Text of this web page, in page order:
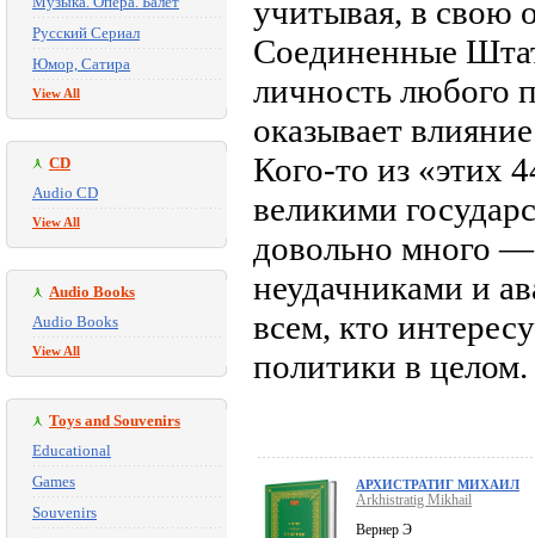
Русский Сериал
Юмор, Сатира
View All
CD
Audio CD
View All
Audio Books
Audio Books
View All
Toys and Souvenirs
Educational
Games
Souvenirs
учитывая, в свою
Соединенные
личность любого
оказывает
Кого-то из «этих
великими
довольно много
неудачниками и
всем, кто
политики в целом.
АРХИСТРАТИГ МИХАИЛ
Arkhistratig Mikhail
Вернер Э